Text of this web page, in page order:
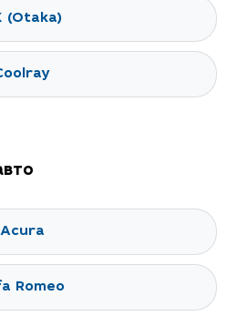
(Otaka)
Acura
Romeo